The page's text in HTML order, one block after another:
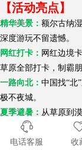
【活动亮点】
精华美景： 额尔古纳
深度游玩不留遗憾。
网红打卡： 网红边境
草原全部打卡，制霸朋
一路向北： 中国找“北
极不夜城。
夏季避暑： 从草原到
舒适旅程：
1-3人全
顶，金牌老司机开路
电话客服 收